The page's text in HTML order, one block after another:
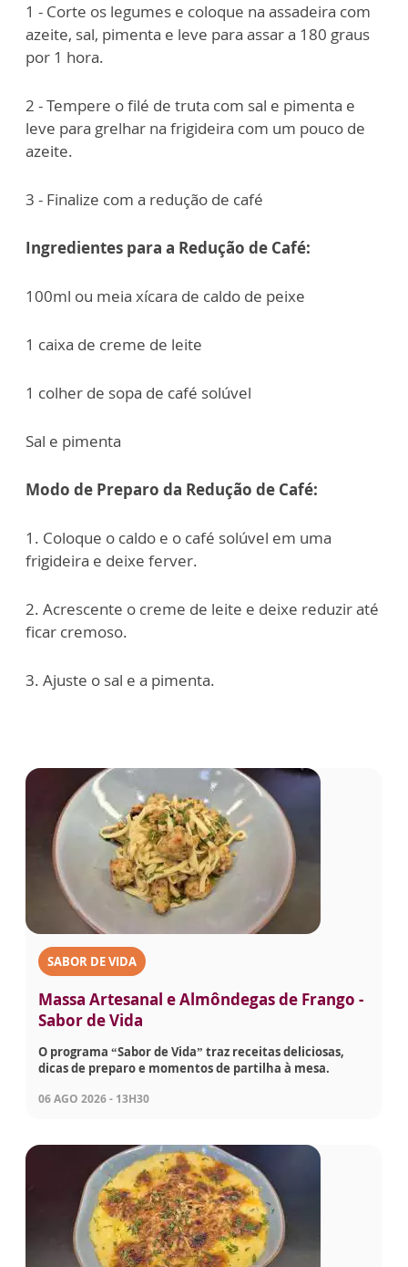
1 - Corte os legumes e coloque na assadeira com
azeite, sal, pimenta e leve para assar a 180 graus
por 1 hora.
2 - Tempere o filé de truta com sal e pimenta e
leve para grelhar na frigideira com um pouco de
azeite.
3 - Finalize com a redução de café
Ingredientes para a Redução de Café:
100ml ou meia xícara de caldo de peixe
1 caixa de creme de leite
1 colher de sopa de café solúvel
Sal e pimenta
Modo de Preparo da Redução de Café:
1. Coloque o caldo e o café solúvel em uma
frigideira e deixe ferver.
2. Acrescente o creme de leite e deixe reduzir até
ficar cremoso.
3. Ajuste o sal e a pimenta.
SABOR DE VIDA
Massa Artesanal e Almôndegas de Frango -
Sabor de Vida
O programa “Sabor de Vida” traz receitas deliciosas,
dicas de preparo e momentos de partilha à mesa.
06 AGO 2026 - 13H30